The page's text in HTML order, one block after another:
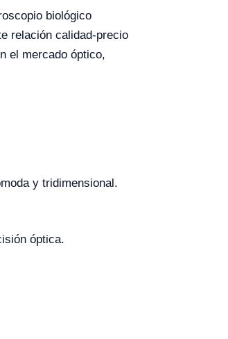
biológico
relación calidad-precio
el mercado óptico,
y tridimensional.
óptica.